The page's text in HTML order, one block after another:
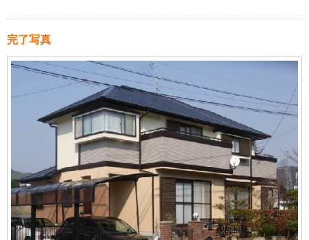
完了写真